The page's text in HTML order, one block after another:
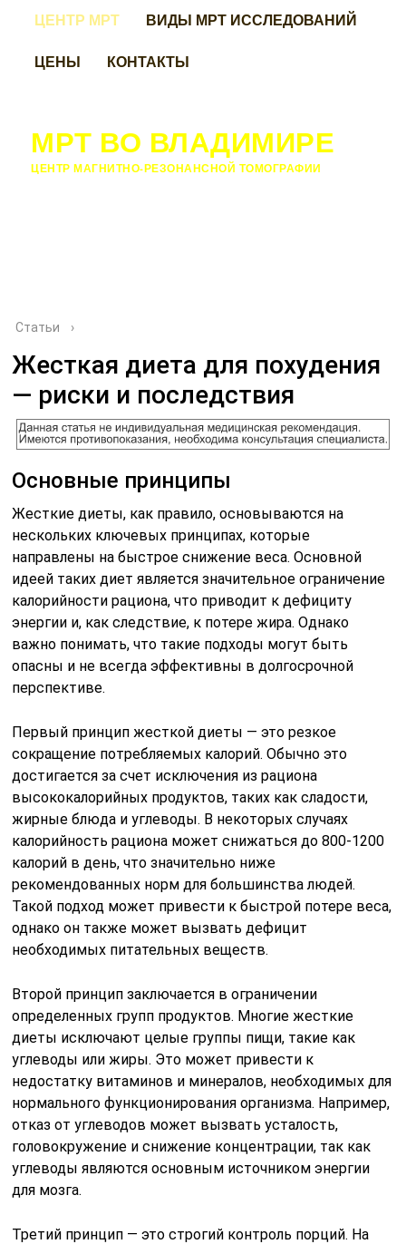
ЦЕНТР МРТ
ВИДЫ МРТ ИССЛЕДОВАНИЙ
ЦЕНЫ
КОНТАКТЫ
МРТ ВО ВЛАДИМИРЕ
ЦЕНТР МАГНИТНО-РЕЗОНАНСНОЙ ТОМОГРАФИИ
Статьи ›
Жесткая диета для похудения
— риски и последствия
Основные принципы
Жесткие диеты, как правило, основываются на
нескольких ключевых принципах, которые
направлены на быстрое снижение веса. Основной
идеей таких диет является значительное ограничение
калорийности рациона, что приводит к дефициту
энергии и, как следствие, к потере жира. Однако
важно понимать, что такие подходы могут быть
опасны и не всегда эффективны в долгосрочной
перспективе.
Первый принцип жесткой диеты — это резкое
сокращение потребляемых калорий. Обычно это
достигается за счет исключения из рациона
высококалорийных продуктов, таких как сладости,
жирные блюда и углеводы. В некоторых случаях
калорийность рациона может снижаться до 800-1200
калорий в день, что значительно ниже
рекомендованных норм для большинства людей.
Такой подход может привести к быстрой потере веса,
однако он также может вызвать дефицит
необходимых питательных веществ.
Второй принцип заключается в ограничении
определенных групп продуктов. Многие жесткие
диеты исключают целые группы пищи, такие как
углеводы или жиры. Это может привести к
недостатку витаминов и минералов, необходимых для
нормального функционирования организма. Например,
отказ от углеводов может вызвать усталость,
головокружение и снижение концентрации, так как
углеводы являются основным источником энергии
для мозга.
Третий принцип — это строгий контроль порций. На